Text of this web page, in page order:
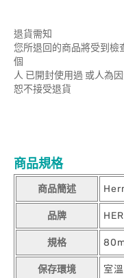
退貨需知
您所退回的商品將受到檢
個
人 已開封使用過 或人為
恕不接受退貨
商品規格
商品簡述
品牌
規格
保存環境 室溫